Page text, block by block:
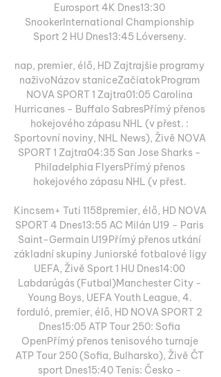
Eurosport 4K Dnes13:30
SnookerInternational Championship
Sport 2 HU Dnes13:45 Lóverseny.
nap, premier, élő, HD Zajtrajšie programy
naživoNázov staniceZačiatokProgram
NOVA SPORT 1 Zajtra01:05 Carolina
Hurricanes - Buffalo SabresPřímý přenos
hokejového zápasu NHL (v přest. :
Sportovní noviny, NHL News), Živě NOVA
SPORT 1 Zajtra04:35 San Jose Sharks -
Philadelphia FlyersPřímý přenos
hokejového zápasu NHL (v přest.
Kincsem+ Tuti 1158premier, élő, HD NOVA
SPORT 4 Dnes13:55 AC Milán U19 - Paris
Saint-Germain U19Přímý přenos utkání
základní skupiny Juniorské fotbalové ligy
UEFA, Živě Sport 1 HU Dnes14:00
Labdarúgás (Futbal)Manchester City -
Young Boys, UEFA Youth League, 4.
forduló, premier, élő, HD NOVA SPORT 2
Dnes15:05 ATP Tour 250: Sofia
OpenPřímý přenos tenisového turnaje
ATP Tour 250 (Sofia, Bulharsko), Živě ČT
sport Dnes15:40 Tenis: Česko -